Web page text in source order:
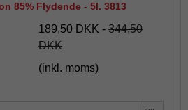
85% Flydende - 5l. 3813
189,50 DKK - 344,50
DKK
(inkl. moms)